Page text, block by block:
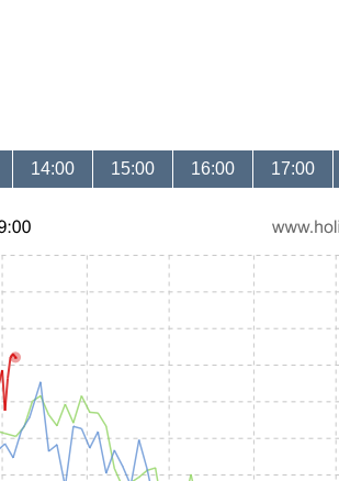
14:00 15:00 16:00 17:00